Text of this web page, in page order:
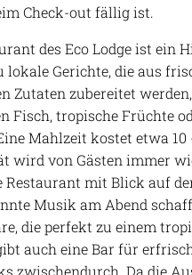
Check-out fällig ist.
des Eco Lodge ist ein
lokale Gerichte, die aus
Zutaten zubereitet
Fisch, tropische Früchte
Mahlzeit kostet etwa 10
wird von Gästen immer
Restaurant mit Blick auf
Musik am Abend
die perfekt zu einem
auch eine Bar für
zwischendurch. Da die